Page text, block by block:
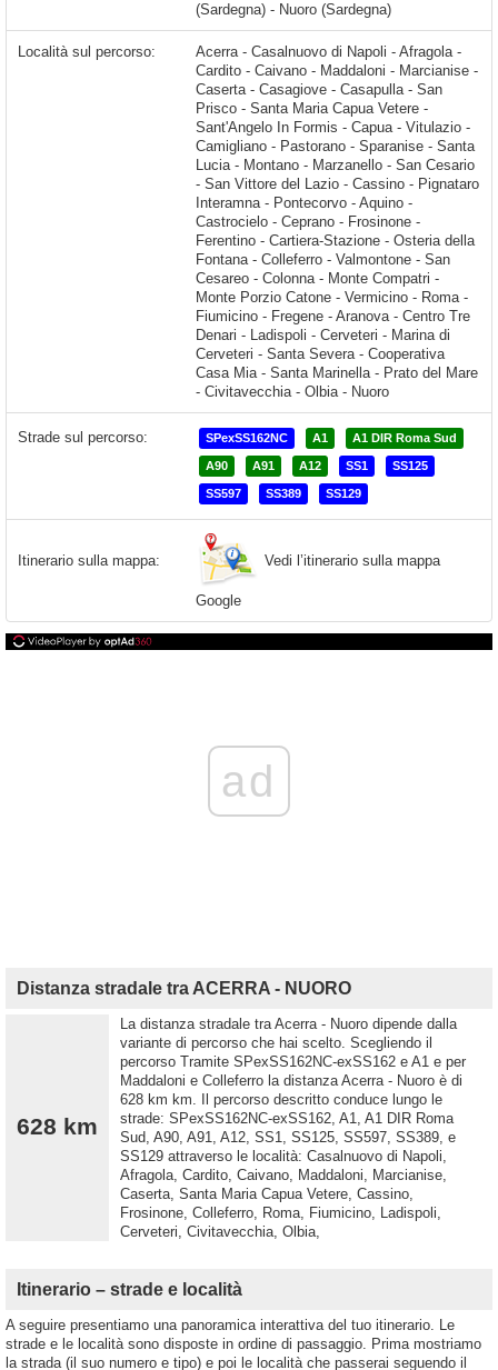
(Sardegna) - Nuoro (Sardegna)
Località sul percorso: Acerra - Casalnuovo di Napoli - Afragola - Cardito - Caivano - Maddaloni - Marcianise - Caserta - Casagiove - Casapulla - San Prisco - Santa Maria Capua Vetere - Sant'Angelo In Formis - Capua - Vitulazio - Camigliano - Pastorano - Sparanise - Santa Lucia - Montano - Marzanello - San Cesario - San Vittore del Lazio - Cassino - Pignataro Interamna - Pontecorvo - Aquino - Castrocielo - Ceprano - Frosinone - Ferentino - Cartiera-Stazione - Osteria della Fontana - Colleferro - Valmontone - San Cesareo - Colonna
Strade sul percorso: SPexSS162NC A1 A1 DIR Roma Sud
A90 A91 A12 SS1 SS125
SS597 SS389 SS129
Itinerario sulla mappa: Vedi l’itinerario sulla mappa
Google
ad
Distanza stradale tra ACERRA - NUORO
628 km
La distanza stradale tra Acerra - Nuoro dipende dalla
variante di percorso che hai scelto. Scegliendo il
percorso Tramite SPexSS162NC-exSS162 e A1 e per
Maddaloni e Colleferro la distanza Acerra - Nuoro è di
628 km km. Il percorso descritto conduce lungo le
strade: SPexSS162NC-exSS162, A1, A1 DIR Roma
Sud, A90, A91, A12, SS1, SS125, SS597, SS389, e
SS129 attraverso le località: Casalnuovo di Napoli,
Afragola, Cardito, Caivano, Maddaloni, Marcianise,
Caserta, Santa Maria Capua Vetere, Cassino,
Frosinone, Colleferro, Roma, Fiumicino, Ladispoli,
Cerveteri, Civitavecchia, Olbia,
Itinerario – strade e località
A seguire presentiamo una panoramica interattiva del tuo itinerario. Le
strade e le località sono disposte in ordine di passaggio. Prima mostriamo
la strada (il suo numero e tipo) e poi le località che passerai seguendo il